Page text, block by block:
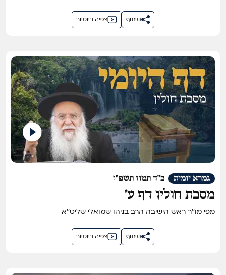
צפיה ביוטיוב שיתוף
כ"ד תמוז תשפ"ו גמרא יומית
מסכת חולין דף ע'
מפי מו''ר ראש הישיבה הרב בניהו שמואלי שליט''א
צפיה ביוטיוב שיתוף